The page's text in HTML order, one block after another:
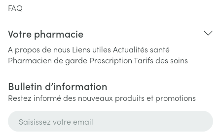
FAQ
Votre pharmacie
A propos de nous Liens utiles Actualités santé
Pharmacien de garde PrescriptionTarifs des soins
Bulletin d’information
Restez informé des nouveaux produits et promotions